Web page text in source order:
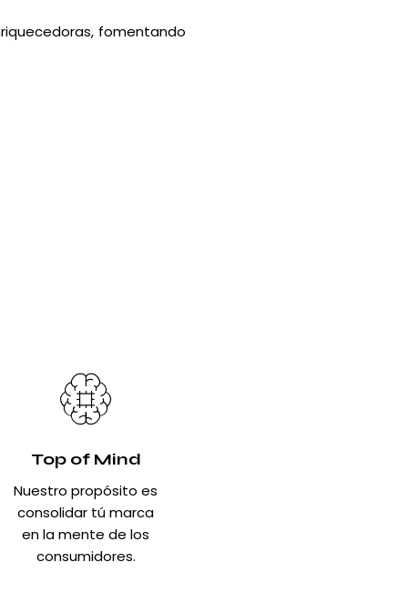
fomentando
Top of Mind
Nuestro propósito es
consolidar tú marca
en la mente de los
consumidores.